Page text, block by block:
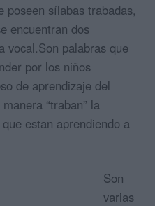
poseen sílabas trabadas,
encuentran dos
vocal.Son palabras que
por los niños
de aprendizaje del
“traban” la
estan aprendiendo a
Son
varias